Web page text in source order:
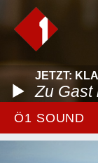
JETZT:
Zu Gast
Ö1 SOUND